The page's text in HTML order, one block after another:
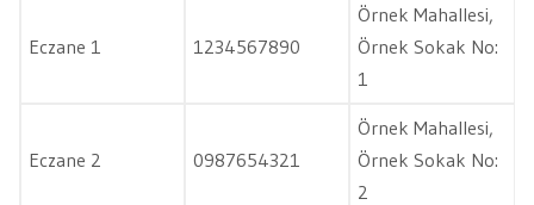
Eczane 1 1234567890
Örnek Mahallesi,
Örnek Sokak No:
1
Eczane 2 0987654321
Örnek Mahallesi,
Örnek Sokak No:
2